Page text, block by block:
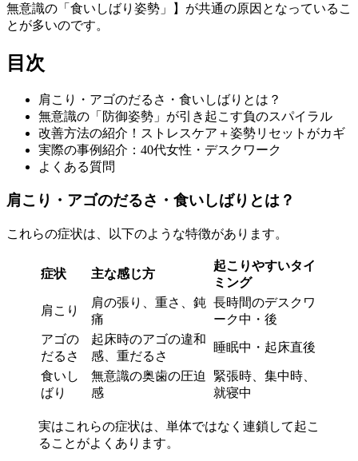
無意識の「食いしばり姿勢」】が共通の原因となっているこ
とが多いのです。
目次
肩こり・アゴのだるさ・食いしばりとは？
無意識の「防御姿勢」が引き起こす負のスパイラル
改善方法の紹介！ストレスケア＋姿勢リセットがカギ
実際の事例紹介：40代女性・デスクワーク
よくある質問
肩こり・アゴのだるさ・食いしばりとは？
これらの症状は、以下のような特徴があります。
症状 主な感じ方
起こりやすいタイ
ミング
肩こり
肩の張り、重さ、鈍
痛
長時間のデスクワ
ーク中・後
アゴの
だるさ
起床時のアゴの違和
感、重だるさ
睡眠中・起床直後
食いし
ばり
無意識の奥歯の圧迫
感
緊張時、集中時、
就寝中
実はこれらの症状は、単体ではなく連鎖して起こ
ることがよくあります。